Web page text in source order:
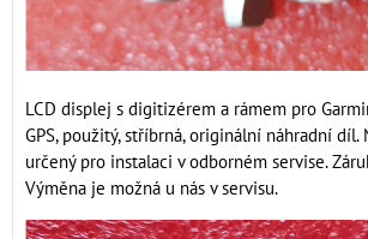
LCD displej s digitizérem a rámem pro
GPS, použitý, stříbrná, originální náhradní díl.
určený pro instalaci v odborném servise.
Výměna je možná u nás v servisu.